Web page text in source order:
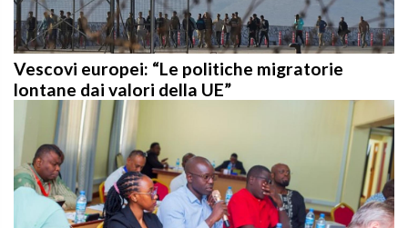
Vescovi europei: “Le politiche migratorie
lontane dai valori della UE”